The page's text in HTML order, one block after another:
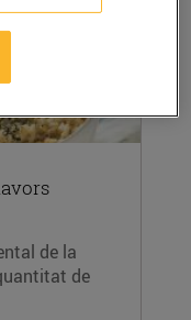
de la
de